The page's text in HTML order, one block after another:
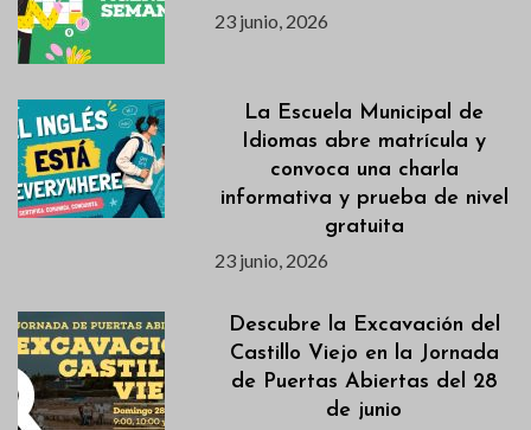
23 junio, 2026
La Escuela Municipal de
Idiomas abre matrícula y
convoca una charla
informativa y prueba de nivel
gratuita
23 junio, 2026
Descubre la Excavación del
Castillo Viejo en la Jornada
de Puertas Abiertas del 28
de junio